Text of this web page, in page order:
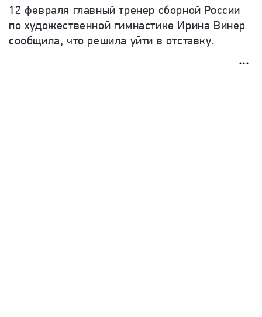
12 февраля главный тренер сборной России
по художественной гимнастике Ирина Винер
сообщила, что решила уйти в отставку.